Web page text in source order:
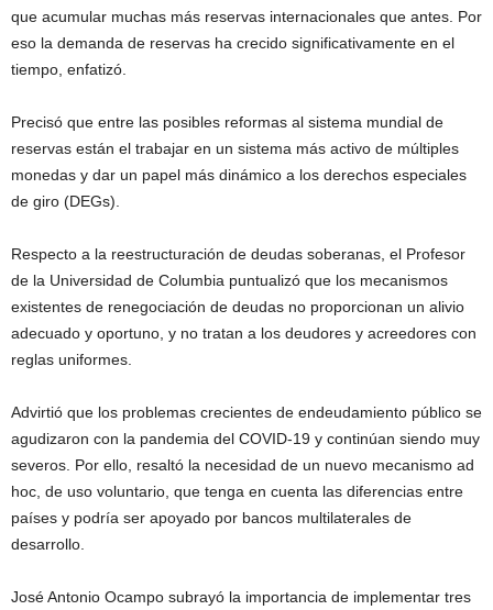
que acumular muchas más reservas internacionales que antes. Por
eso la demanda de reservas ha crecido significativamente en el
tiempo, enfatizó.
Precisó que entre las posibles reformas al sistema mundial de
reservas están el trabajar en un sistema más activo de múltiples
monedas y dar un papel más dinámico a los derechos especiales
de giro (DEGs).
Respecto a la reestructuración de deudas soberanas, el Profesor
de la Universidad de Columbia puntualizó que los mecanismos
existentes de renegociación de deudas no proporcionan un alivio
adecuado y oportuno, y no tratan a los deudores y acreedores con
reglas uniformes.
Advirtió que los problemas crecientes de endeudamiento público se
agudizaron con la pandemia del COVID-19 y continúan siendo muy
severos. Por ello, resaltó la necesidad de un nuevo mecanismo ad
hoc, de uso voluntario, que tenga en cuenta las diferencias entre
países y podría ser apoyado por bancos multilaterales de
desarrollo.
José Antonio Ocampo subrayó la importancia de implementar tres